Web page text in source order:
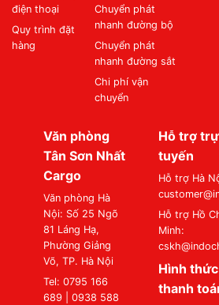
điện thoại
Quy trình đặt
hàng
Chuyển phát
nhanh đường bộ
Chuyển phát
nhanh đường sắt
Chi phí vận
chuyển
Văn phòng
Tân Sơn Nhất
Cargo
Văn phòng Hà
Nội: Số 25 Ngõ
81 Láng Hạ,
Phường Giảng
Võ, TP. Hà Nội
Tel: 0795 166
689 | 0938 588
Hỗ trợ
tuyến
Hỗ trợ Hà
Hỗ trợ Hồ
Minh:
Hình thức
thanh